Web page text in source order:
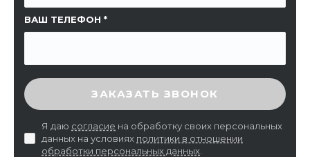
ВАШ ТЕЛЕФОН
ВВЕДИТЕ ПРОВЕРОЧНЫЙ КОД
ЗАКАЗАТЬ ЗВОНОК
Я даю согласие на обработку своих персональных
данных на условиях политики в отношении
обработки персональных данных